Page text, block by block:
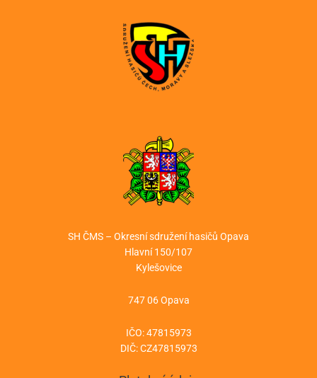
SH ČMS – Okresní sdružení hasičů Opava
Hlavní 150/107
Kylešovice
747 06 Opava
IČO: 47815973
DIČ: CZ47815973